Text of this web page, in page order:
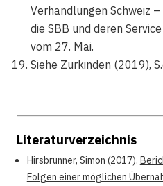
Verhandlungen Schweiz
die SBB und deren
vom 27. Mai.
Siehe Zurkinden (2019),
Literaturverzeichnis
Hirsbrunner, Simon (2017).
Folgen einer möglichen